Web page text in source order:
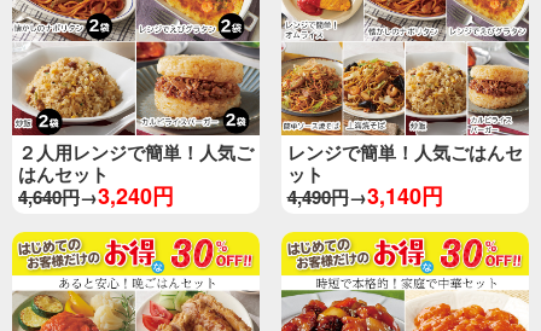
２人用レンジで簡単！人気ご
はんセット
4,640円→3,240円
レンジで簡単！人気ごはんセ
ット
4,490円→3,140円